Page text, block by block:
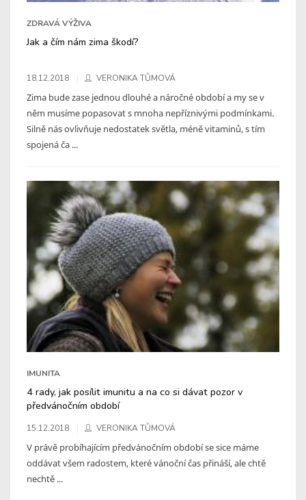
ZDRAVÁ VÝŽIVA
Jak a čím nám zima škodí?
18.12.2018 VERONIKA TŮMOVÁ
Zima bude zase jednou dlouhé a náročné období a my se v
něm musíme popasovat s mnoha nepříznivými podmínkami.
Silně nás ovlivňuje nedostatek světla, méně vitaminů, s tím
spojená ča ...
IMUNITA
4 rady, jak posílit imunitu a na co si dávat pozor v
předvánočním období
15.12.2018 VERONIKA TŮMOVÁ
V právě probíhajícím předvánočním období se sice máme
oddávat všem radostem, které vánoční čas přináší, ale chtě
nechtě ...